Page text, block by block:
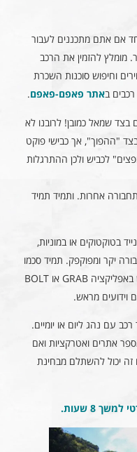
אם אתם מתכננים לעבור
מומלץ להזמין את הרכב
וחיפוש סוכנות השכרת
באתר פאפם-פאפם.
בצד שמאל כמובן! לרובנו לא
"ההפוך", אך כבישי פוקט
לכביש ולכן ההתרגלות
אחרות. ותמיד תמיד
בטוקטוקים או במוניות,
יקר ומפוקפק. תמיד סכמו
מראש על המחיר! לחלופין ניתן להשתמש באפליקציה GRAB או BOLT
וידועים מראש.
עם נהג ליום או יומיים.
אתרים ואטרקציות ואם
יכול להשתלם מבחינת
8 שעות .